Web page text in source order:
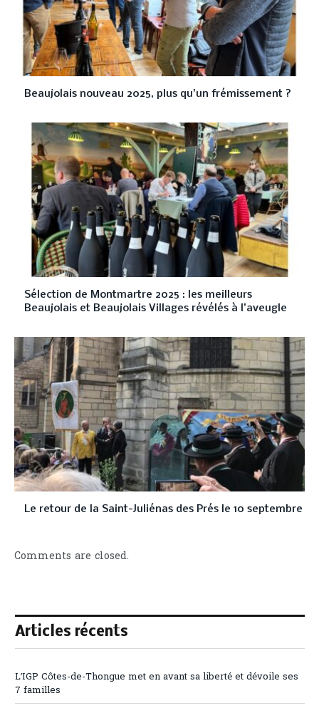
Beaujolais nouveau 2025, plus qu’un frémissement ?
Sélection de Montmartre 2025 : les meilleurs
Beaujolais et Beaujolais Villages révélés à l’aveugle
Le retour de la Saint-Juliénas des Prés le 10 septembre
Comments are closed.
Articles récents
L’IGP Côtes-de-Thongue met en avant sa liberté et dévoile ses
7 familles